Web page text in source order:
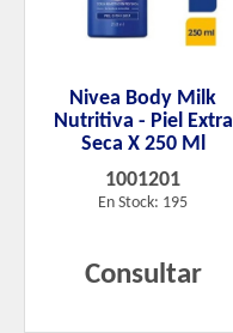
Nivea Body Milk
Nutritiva - Piel Extra
Seca X 250 Ml
1001201
En Stock: 195
Consultar